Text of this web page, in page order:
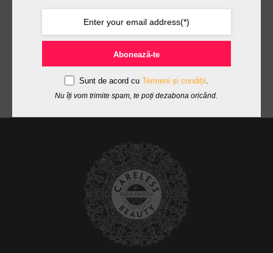
Abonează-te
Sunt de acord cu Termeni și condiții.
Nu îți vom trimite spam, te poți dezabona oricând.